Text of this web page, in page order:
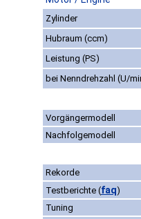
Zylinder
Hubraum (ccm)
Leistung (PS)
bei Nenndrehzahl (U/
Vorgängermodell
Nachfolgemodell
Rekorde
Testberichte (faq)
Tuning